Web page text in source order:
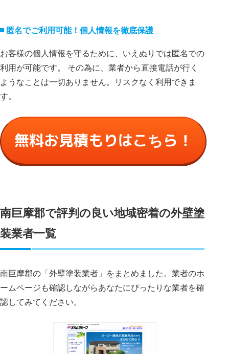
匿名でご利⽤可能！個⼈情報を徹底保護
お客様の個⼈情報を守るために、いえぬりでは匿名での
利⽤が可能です。 その為に、業者から直接電話が⾏く
ようなことは⼀切ありません。リスクなく利⽤できま
す。
無料お見積もりはこちら！
南巨摩郡で評判の良い地域密着の外壁塗
装業者一覧
南巨摩郡の「外壁塗装業者」をまとめました。業者のホ
ームページも確認しながらあなたにぴったりな業者を確
認してみてください。